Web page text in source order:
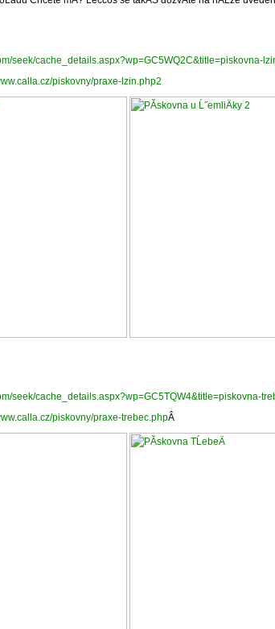
seek/cache_details.aspx?wp=GC5WQ2C&title=piskovna-
piskovny/praxe-lzin.php2
seek/cache_details.aspx?wp=GC5TQW4&title=piskovna-
piskovny/praxe-trebec.phpÂ